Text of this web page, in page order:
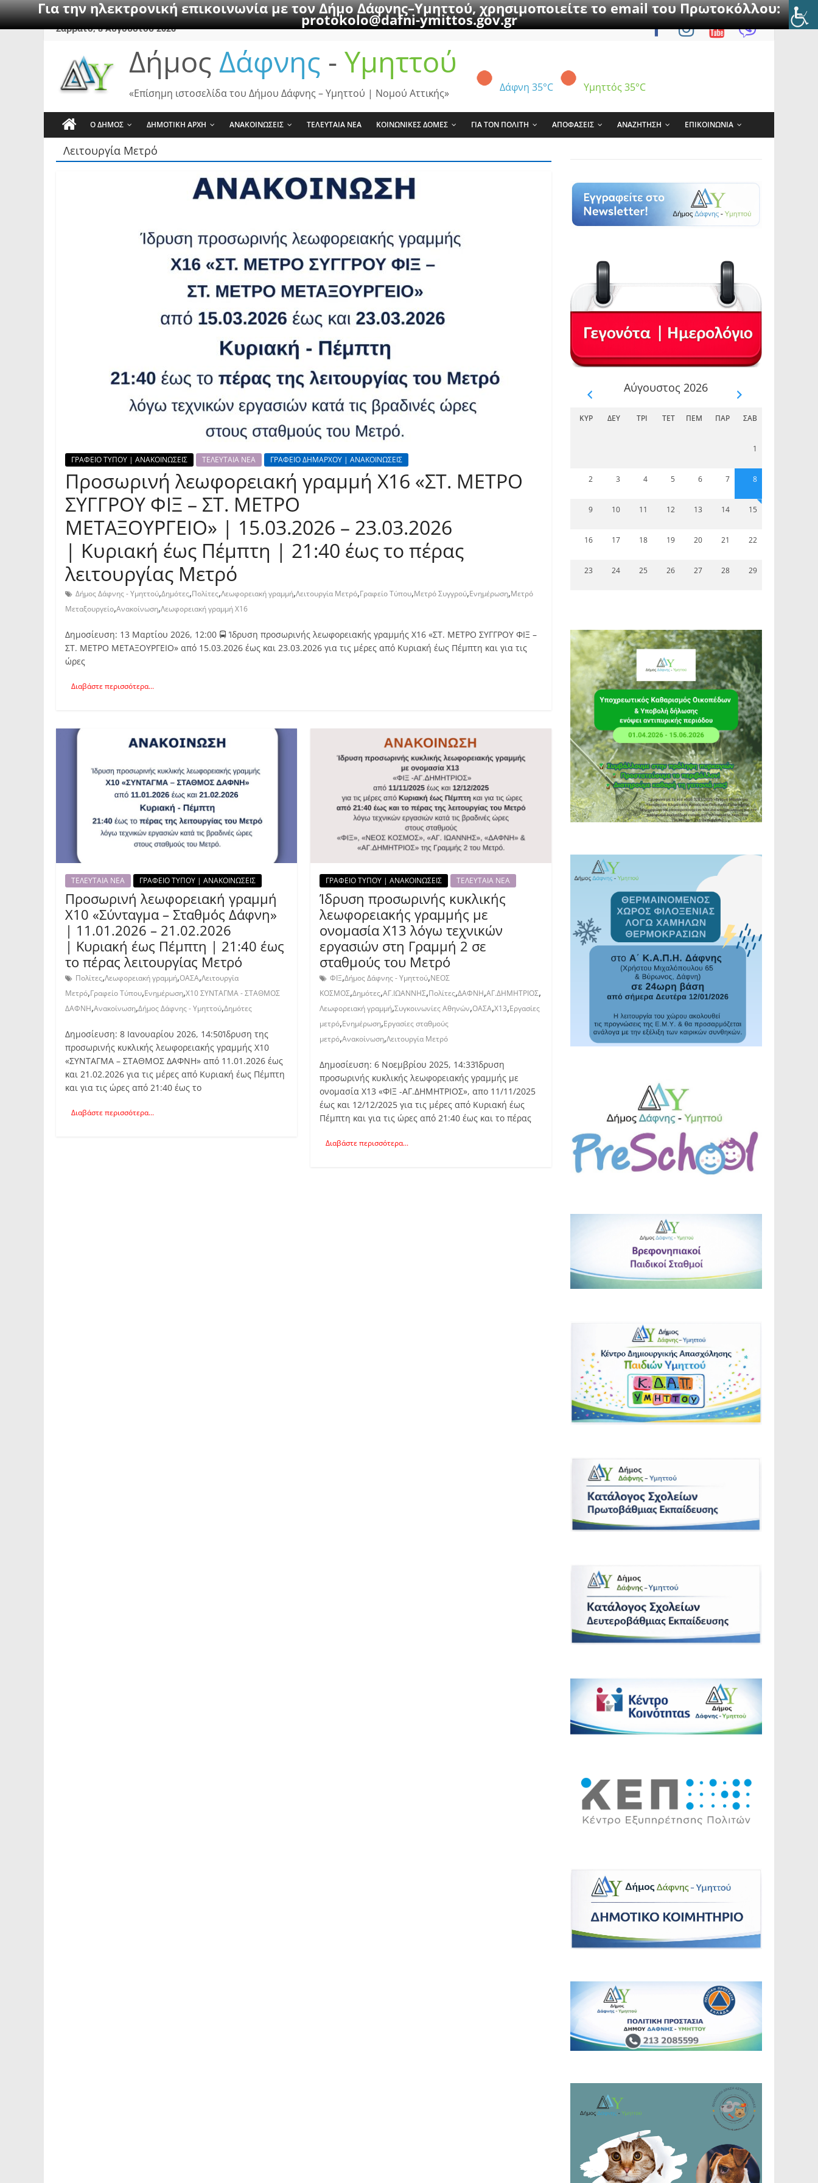
Για την ηλεκτρονική επικοινωνία με τον Δήμο Δάφνης–Υμηττού, χρησιμοποιείτε το email του Πρωτοκόλλου:
protokolo@dafni-ymittos.gov.gr
SkipΣάββατο, 8 Αυγούστου 2026
Δήμος Δάφνης - Υμηττού
Δάφνη 35°C Υμηττός 35°C
«Επίσημη ιστοσελίδα του Δήμου Δάφνης – Υμηττού | Νομού Αττικής»
Ο ΔΗΜΟΣ ΔΗΜΟΤΙΚΗ ΑΡΧΗ ΑΝΑΚΟΙΝΩΣΕΙΣ ΤΕΛΕΥΤΑΙΑ ΝΕΑ ΚΟΙΝΩΝΙΚΕΣ ΔΟΜΕΣ ΓΙΑ ΤΟΝ ΠΟΛΙΤΗ ΑΠΟΦΑΣΕΙΣ ΑΝΑΖΗΤΗΣΗ ΕΠΙΚΟΙΝΩΝΙΑ
Λειτουργία Μετρό
ΓΡΑΦΕΙΟ ΤΥΠΟΥ | ΑΝΑΚΟΙΝΩΣΕΙΣ ΤΕΛΕΥΤΑΙΑ ΝΕΑ ΓΡΑΦΕΙΟ ΔΗΜΑΡΧΟΥ | ΑΝΑΚΟΙΝΩΣΕΙΣ
Προσωρινή λεωφορειακή γραμμή Χ16 «ΣΤ. ΜΕΤΡΟ
ΣΥΓΓΡΟΥ ΦΙΞ – ΣΤ. ΜΕΤΡΟ
ΜΕΤΑΞΟΥΡΓΕΙΟ» | 15.03.2026 – 23.03.2026
| Κυριακή έως Πέμπτη | 21:40 έως το πέρας
λειτουργίας Μετρό
Δήμος Δάφνης - Υμηττού,Δημότες,Πολίτες,Λεωφορειακή γραμμή,Λειτουργία Μετρό,Γραφείο Τύπου,Μετρό Συγγρού,Ενημέρωση,Μετρό
Μεταξουργείο,Ανακοίνωση,Λεωφορειακή γραμμή Χ16
Δημοσίευση: 13 Μαρτίου 2026, 12:00 🚍 Ίδρυση προσωρινής λεωφορειακής γραμμής Χ16 «ΣΤ. ΜΕΤΡΟ ΣΥΓΓΡΟΥ ΦΙΞ –
ΣΤ. ΜΕΤΡΟ ΜΕΤΑΞΟΥΡΓΕΙΟ» από 15.03.2026 έως και 23.03.2026 για τις μέρες από Κυριακή έως Πέμπτη και για τις
ώρες
Διαβάστε περισσότερα...
ΤΕΛΕΥΤΑΙΑ ΝΕΑ ΓΡΑΦΕΙΟ ΤΥΠΟΥ | ΑΝΑΚΟΙΝΩΣΕΙΣ
Προσωρινή λεωφορειακή γραμμή
Χ10 «Σύνταγμα – Σταθμός Δάφνη»
| 11.01.2026 – 21.02.2026
| Κυριακή έως Πέμπτη | 21:40 έως
το πέρας λειτουργίας Μετρό
Πολίτες,Λεωφορειακή γραμμή,ΟΑΣΑ,Λειτουργία
Μετρό,Γραφείο Τύπου,Ενημέρωση,Χ10 ΣΥΝΤΑΓΜΑ - ΣΤΑΘΜΟΣ
ΔΑΦΝΗ,Ανακοίνωση,Δήμος Δάφνης - Υμηττού,Δημότες
Δημοσίευση: 8 Ιανουαρίου 2026, 14:50Ίδρυση της
προσωρινής κυκλικής λεωφορειακής γραμμής Χ10
«ΣΥΝΤΑΓΜΑ – ΣΤΑΘΜΟΣ ΔΑΦΝΗ» από 11.01.2026 έως
και 21.02.2026 για τις μέρες από Κυριακή έως Πέμπτη
και για τις ώρες από 21:40 έως το
Διαβάστε περισσότερα...
ΓΡΑΦΕΙΟ ΤΥΠΟΥ | ΑΝΑΚΟΙΝΩΣΕΙΣ ΤΕΛΕΥΤΑΙΑ ΝΕΑ
Ίδρυση προσωρινής κυκλικής
λεωφορειακής γραμμής με
ονομασία Χ13 λόγω τεχνικών
εργασιών στη Γραμμή 2 σε
σταθμούς του Μετρό
ΦΙΞ,Δήμος Δάφνης - Υμηττού,ΝΕΟΣ
ΚΟΣΜΟΣ,Δημότες,ΑΓ.ΙΩΑΝΝΗΣ,Πολίτες,ΔΑΦΝΗ,ΑΓ.ΔΗΜΗΤΡΙΟΣ,
Λεωφορειακή γραμμή,Συγκοινωνίες Αθηνών,ΟΑΣΑ,Χ13,Εργασίες
μετρό,Ενημέρωση,Εργασίες σταθμούς
μετρό,Ανακοίνωση,Λειτουργία Μετρό
Δημοσίευση: 6 Νοεμβρίου 2025, 14:33Ίδρυση
προσωρινής κυκλικής λεωφορειακής γραμμής με
ονομασία Χ13 «ΦΙΞ -ΑΓ.ΔΗΜΗΤΡΙΟΣ», απο 11/11/2025
έως και 12/12/2025 για τις μέρες από Κυριακή έως
Πέμπτη και για τις ώρες από 21:40 έως και το πέρας
Διαβάστε περισσότερα...
Αύγουστος 2026
ΚΥΡ ΔΕΥ ΤΡΊ ΤΕΤ ΠΈΜ ΠΑΡ ΣΆΒ
1
2 3 4 5 6 7 8
9 10 11 12 13 14 15
16 17 18 19 20 21 22
23 24 25 26 27 28 29